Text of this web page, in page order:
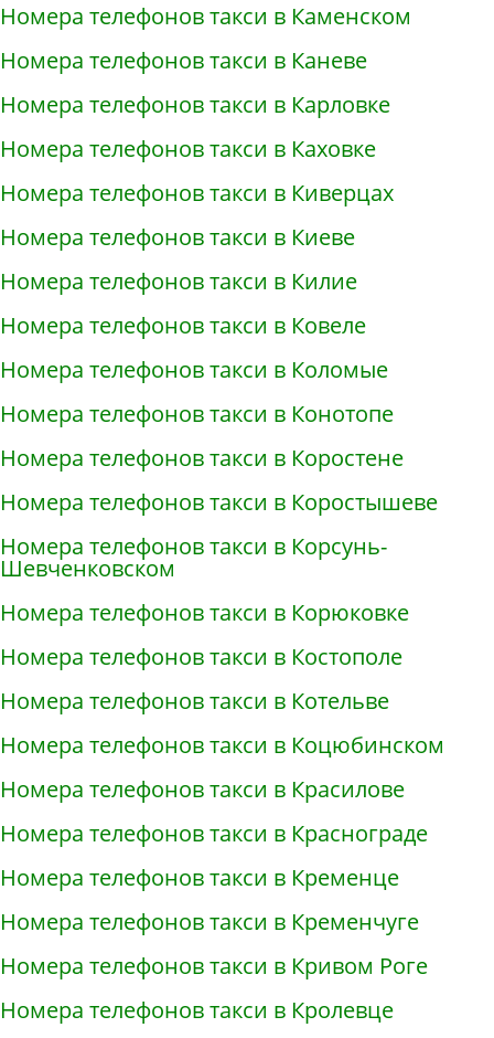
Номера телефонов такси в Каменском
Номера телефонов такси в Каневе
Номера телефонов такси в Карловке
Номера телефонов такси в Каховке
Номера телефонов такси в Киверцах
Номера телефонов такси в Киеве
Номера телефонов такси в Килие
Номера телефонов такси в Ковеле
Номера телефонов такси в Коломые
Номера телефонов такси в Конотопе
Номера телефонов такси в Коростене
Номера телефонов такси в Коростышеве
Номера телефонов такси в Корсунь-
Шевченковском
Номера телефонов такси в Корюковке
Номера телефонов такси в Костополе
Номера телефонов такси в Котельве
Номера телефонов такси в Коцюбинском
Номера телефонов такси в Красилове
Номера телефонов такси в Краснограде
Номера телефонов такси в Кременце
Номера телефонов такси в Кременчуге
Номера телефонов такси в Кривом Роге
Номера телефонов такси в Кролевце